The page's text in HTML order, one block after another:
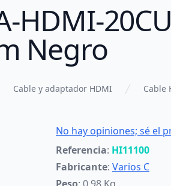
HDMI-
Negro
Cable y adaptador HDMI Cable
No hay opiniones; sé el
Referencia: HI11100
Fabricante: Varios C